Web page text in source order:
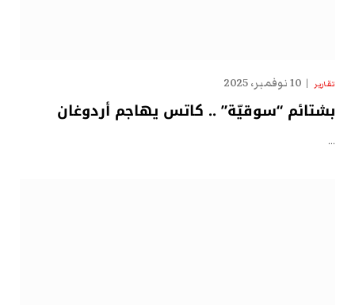
تقارير 10 نوفمبر، 2025
بشتائم “سوقيّة” .. كاتس يهاجم أردوغان
…